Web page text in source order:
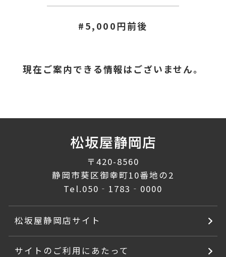
#5,000円前後
現在ご案内できる情報はございません。
〒420-8560
静岡市葵区御幸町10番地の2
Tel.050‐1783‐0000
松坂屋静岡店サイト
サイトのご利用にあたって